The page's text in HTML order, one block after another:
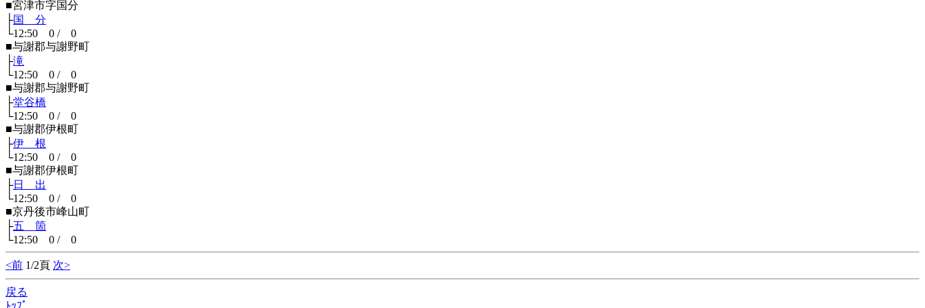
■宮津市字国分
├国 分
└12:50 0 / 0
■与謝郡与謝野町
├滝
└12:50 0 / 0
■与謝郡与謝野町
├堂谷橋
└12:50 0 / 0
■与謝郡伊根町
├伊 根
└12:50 0 / 0
■与謝郡伊根町
├日 出
└12:50 0 / 0
■京丹後市峰山町
├五 箇
└12:50 0 / 0
<前 1/2頁 次>
戻る
ﾄｯﾌﾟ